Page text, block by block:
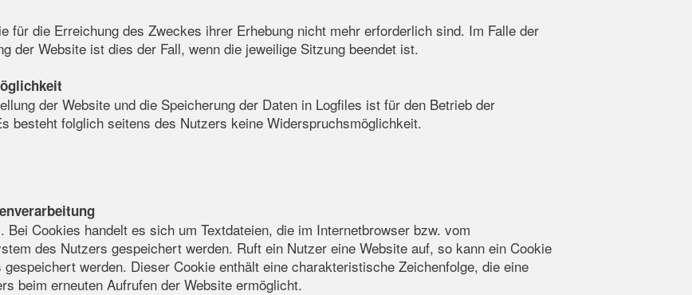
für die Erreichung des Zweckes ihrer Erhebung nicht mehr erforderlich sind. Im Falle der
der Website ist dies der Fall, wenn die jeweilige Sitzung beendet ist.
der Website und die Speicherung der Daten in Logfiles ist für den Betrieb der
besteht folglich seitens des Nutzers keine Widerspruchsmöglichkeit.
Cookies handelt es sich um Textdateien, die im Internetbrowser bzw. vom
des Nutzers gespeichert werden. Ruft ein Nutzer eine Website auf, so kann ein Cookie
werden. Dieser Cookie enthält eine charakteristische Zeichenfolge, die eine
beim erneuten Aufrufen der Website ermöglicht.